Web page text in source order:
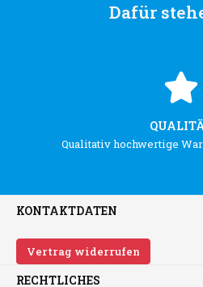
Dafür
Qualitativ hochwertige
KONTAKTDATEN
Vertrag widerrufen
RECHTLICHES